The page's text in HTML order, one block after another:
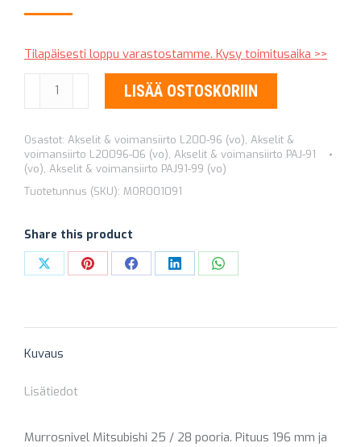
99,00 €.92,50 €.
Tilapäisesti loppu varastostamme. Kysy toimitusaika >>
MURROSNIVEL
MITSUBISHI
/
28
SPL
määrä
LISÄÄ OSTOSKORIIN
Osastot: Akselit & voimansiirto L200-96 (vo), Akselit &
voimansiirto L20096-06 (vo), Akselit & voimansiirto PAJ-91
(vo), Akselit & voimansiirto PAJ91-99 (vo)
Tuotetunnus (SKU): MOR001091
Share this product
Share Share Share Share Share
Kuvaus
Lisätiedot
Murrosnivel Mitsubishi 25 / 28 pooria. Pituus 196 mm ja